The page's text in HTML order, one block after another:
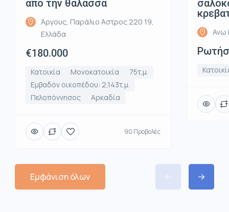
από την θάλασσα
Άργους, Παράλιο Άστρος 220 19,
Ελλάδα
€180.000
Κατοικία Μονοκατοικία
75τ.μ.
Εμβαδόν οικοπέδου: 2,143τ.μ.
Πελοπόννησος
Αρκαδία
90 Προβολές
Ανω
Εμφάνιση όλων